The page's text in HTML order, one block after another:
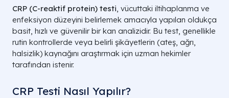
CRP (C-reaktif protein) testi, vücuttaki iltihaplanma ve
enfeksiyon düzeyini belirlemek amacıyla yapılan oldukça
basit, hızlı ve güvenilir bir kan analizidir. Bu test, genellikle
rutin kontrollerde veya belirli şikâyetlerin (ateş, ağrı,
halsizlik) kaynağını araştırmak için uzman hekimler
tarafından istenir.
CRP Testi Nasıl Yapılır?